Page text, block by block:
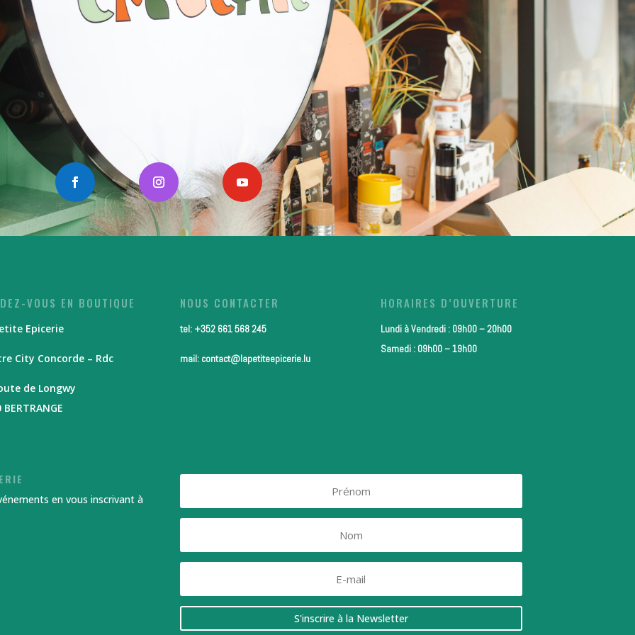
VOUS EN BOUTIQUE
Epicerie
City Concorde – Rdc
de Longwy
BERTRANGE
NOUS CONTACTER
tel: +352 661 568 245
mail: contact@lapetiteepicerie.lu
HORAIRES D’OUVERTURE
Lundi à Vendredi : 09h00 – 20h00
Samedi : 09h00 – 19h00
en vous inscrivant à
S'inscrire à la Newsletter